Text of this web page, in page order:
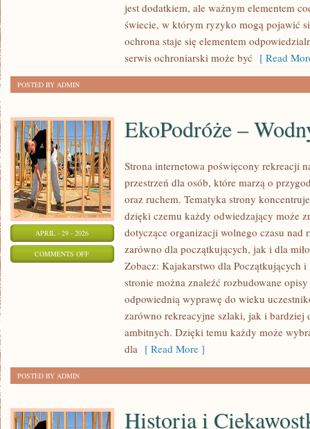
jest dodatkiem, ale ważnym elementem
świecie, w którym ryzyko mogą pojawić
ochrona staje się elementem
serwis ochroniarski może być [ Read
POSTED BY ADMIN
APRIL - 29 - 2026
COMMENTS OFFON
EKOPODRÓŻE
EkoPodróże –
Strona internetowa poświęcony rekreacji
przestrzeń dla osób, które marzą o
oraz ruchem. Tematyka strony
dzięki czemu każdy odwiedzający może
dotyczące organizacji wolnego czasu nad
zarówno dla początkujących, jak i dla
Zobacz: Kajakarstwo dla Początkujących
stronie można znaleźć rozbudowane
odpowiednią wyprawę do wieku
zarówno rekreacyjne szlaki, jak i bardziej
ambitnych. Dzięki temu każdy może
dla [ Read More ]
POSTED BY ADMIN
Historia i